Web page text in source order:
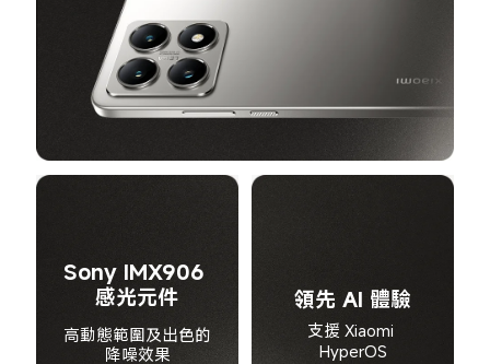
Sony IMX906
感光元件
高動態範圍及出色的
降噪效果
領先 AI 體驗
支援 Xiaomi
HyperOS